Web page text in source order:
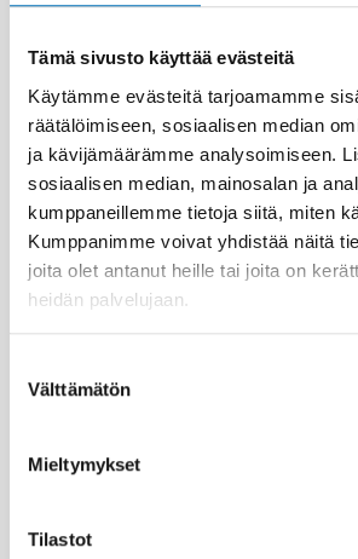
Tämä sivusto käyttää evästeitä
Käytämme evästeitä tarjoamamme
räätälöimiseen, sosiaalisen median
ja kävijämäärämme analysoimiseen.
sosiaalisen median, mainosalan ja
kumppaneillemme tietoja siitä, miten
Kumppanimme voivat yhdistää näitä
joita olet antanut heille tai joita on
heidän palvelujaan.
valinta
Välttämätön
Mieltymykset
Tilastot
Nordic Welfare Forum 2025: